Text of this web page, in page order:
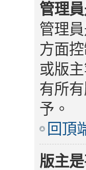
管理
管理
方面
或版
有所
予。
回頂
版主